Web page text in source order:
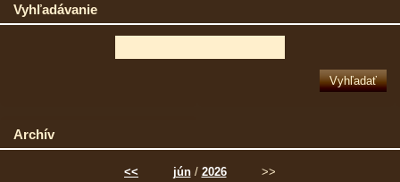
Vyhľadávanie
Archív
<< jún/ 2026 >>